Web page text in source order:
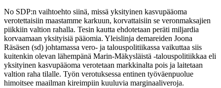
No SDP:n vaihtoehto siinä, missä yksityinen kasvupääoma
verotettaisiin maastamme karkuun, korvattaisiin se veronmaksajien
piikkiin valtion rahalla. Tesin kautta ehdotetaan peräti miljardia
korvaamaan yksityisiä pääomia. Yleislinja demareiden Joona
Räsäsen (sd) johtamassa vero- ja talouspolitiikassa vaikuttaa siis
kuitenkin olevan lähempänä Marin-Mäkysläistä -talouspolitiikkaa eli
yksityinen kasvupääoma verotetaan markkinalta pois ja laitetaan
valtion raha tilalle. Työn verotuksessa entinen työväenpuolue
himoitsee maailman kireimpiin kuuluvia marginaaliveroja.